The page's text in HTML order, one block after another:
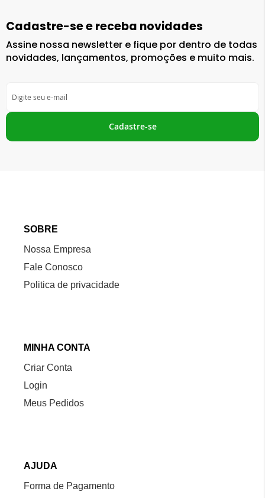
Cadastre-se e receba novidades
Assine nossa newsletter e fique por dentro de todas
novidades, lançamentos, promoções e muito mais.
se
na
Newsletter:
Cadastre-se
SOBRE
Nossa Empresa
Fale Conosco
Politica de privacidade
MINHA CONTA
Criar Conta
Login
Meus Pedidos
AJUDA
Forma de Pagamento